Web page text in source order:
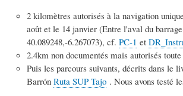
2 kilomètres autorisés à la navigation
août et le 14 janvier (Entre l'aval du
40.089248,-6.267073), cf. PC-1 et
2.4km non documentés mais autorisés
Puis les parcours suivants, décrits dans le
Barrón Ruta SUP Tajo . Nous avons testé